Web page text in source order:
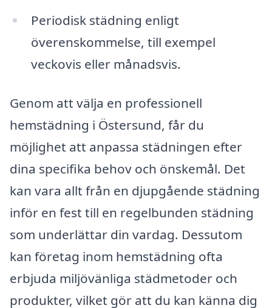
Periodisk städning enligt
överenskommelse, till exempel
veckovis eller månadsvis.
Genom att välja en professionell
hemstädning i Östersund, får du
möjlighet att anpassa städningen efter
dina specifika behov och önskemål. Det
kan vara allt från en djupgående städning
inför en fest till en regelbunden städning
som underlättar din vardag. Dessutom
kan företag inom hemstädning ofta
erbjuda miljövänliga städmetoder och
produkter, vilket gör att du kan känna dig